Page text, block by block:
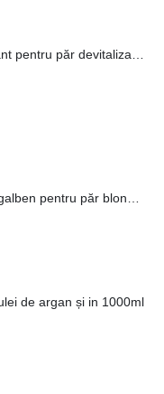
Șampon intens hidratant pentru păr devitalizat 1000ml
Mască tratament anti-galben pentru păr blond 1000 ml
de argan și in 1000ml